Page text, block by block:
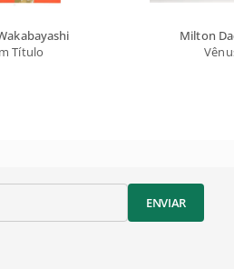
Título
Milton
ENVIAR